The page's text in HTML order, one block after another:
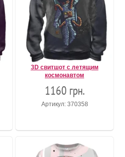
3D свитшот с летящим
космонавтом
1160 грн.
Артикул: 370358